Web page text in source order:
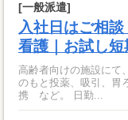
[一般派遣]
入社日はご相
看護｜お試し
高齢者向けの施設にて
のもと投薬、吸引、胃
携 など。 日勤...